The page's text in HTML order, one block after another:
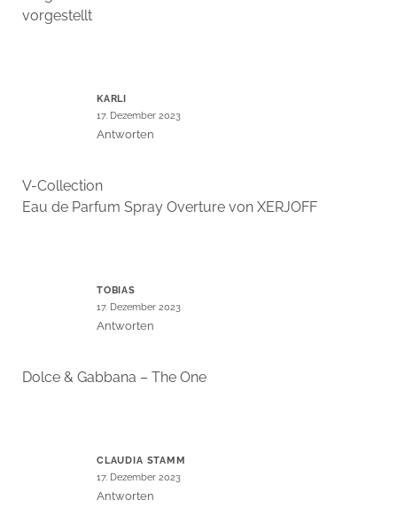
vorgestellt
KARLI
17. Dezember 2023
Antworten
V-Collection
Eau de Parfum Spray Overture von XERJOFF
TOBIAS
17. Dezember 2023
Antworten
Dolce & Gabbana – The One
CLAUDIA STAMM
17. Dezember 2023
Antworten